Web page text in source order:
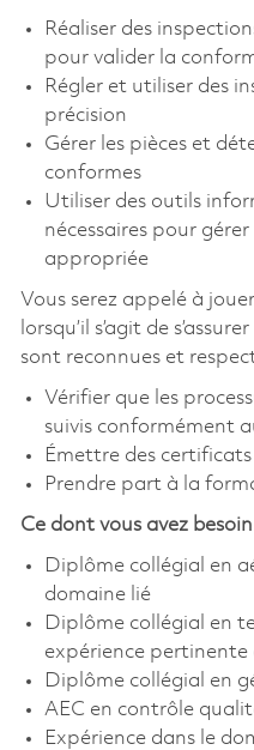
Réaliser des
pour valider la
Régler et utiliser des
précision
Gérer les pièces et
conformes
Utiliser des outils
nécessaires pour
appropriée
Vous serez appelé à
lorsqu’il s’agit de
sont reconnues et
Vérifier que les
suivis conformément
Émettre des
Prendre part à la
Ce dont vous avez
Diplôme collégial en
domaine lié
Diplôme collégial en
expérience pertinente
Diplôme collégial en
AEC en contrôle
Expérience dans le